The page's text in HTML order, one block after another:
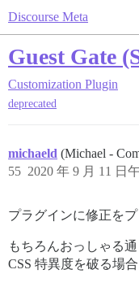
Discourse Meta
Guest Gate
Customization Plugin
deprecated
michaeld (Michael -
2020 年 9 月 11 日
55
プラグインに修正をプ
もちろんおっしゃる通
CSS 特異度を破る場